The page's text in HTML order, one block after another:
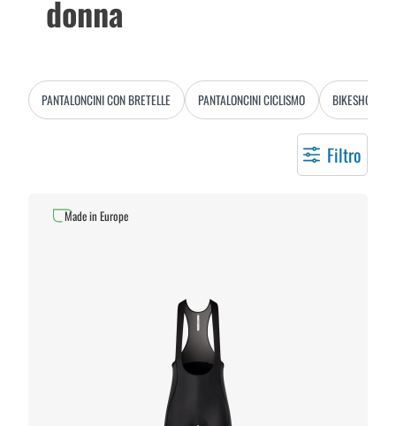
donna
PANTALONCINI CON BRETELLE PANTALONCINI CICLISMO BIKESHORT
Filtro
Made in Europe